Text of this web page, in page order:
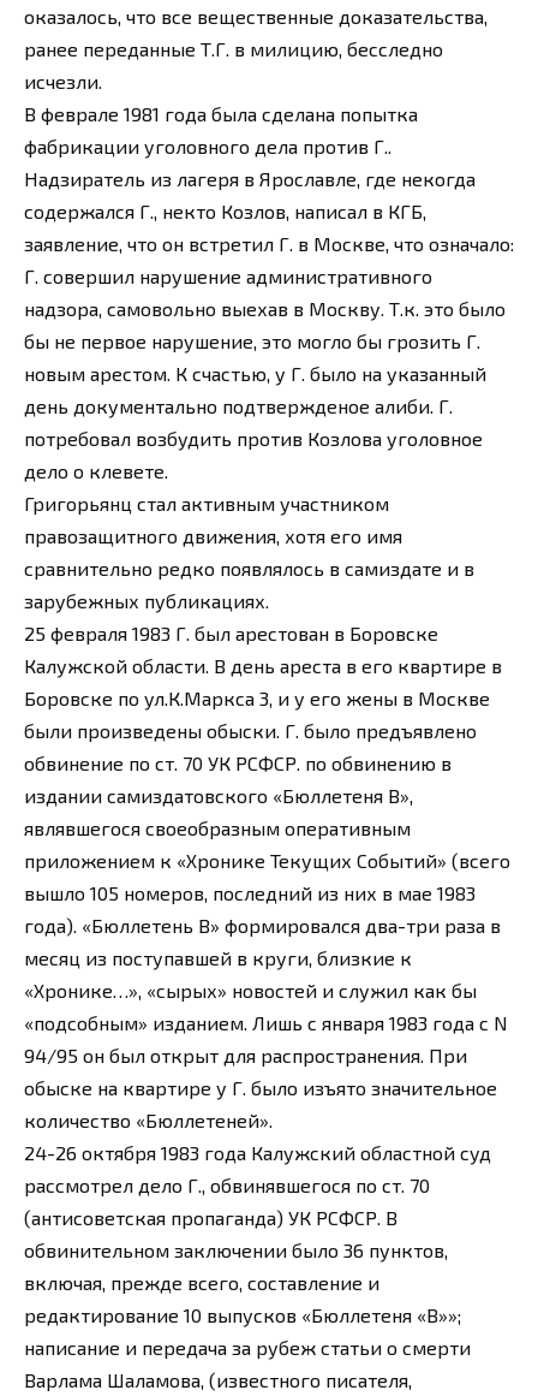
оказалось, что все вещественные доказательства,
ранее переданные Т.Г. в милицию, бесследно
исчезли.
В феврале 1981 года была сделана попытка
фабрикации уголовного дела против Г..
Надзиратель из лагеря в Ярославле, где некогда
содержался Г., некто Козлов, написал в КГБ,
заявление, что он встретил Г. в Москве, что означало:
Г. совершил нарушение административного
надзора, самовольно выехав в Москву. Т.к. это было
бы не первое нарушение, это могло бы грозить Г.
новым арестом. К счастью, у Г. было на указанный
день документально подтвержденое алиби. Г.
потребовал возбудить против Козлова уголовное
дело о клевете.
Григорьянц стал активным участником
правозащитного движения, хотя его имя
сравнительно редко появлялось в самиздате и в
зарубежных публикациях.
25 февраля 1983 Г. был арестован в Боровске
Калужской области. В день ареста в его квартире в
Боровске по ул.К.Маркса 3, и у его жены в Москве
были произведены обыски. Г. было предъявлено
обвинение по ст. 70 УК РСФСР. по обвинению в
издании самиздатовского «Бюллетеня В»,
являвшегося своеобразным оперативным
приложением к «Хронике Текущих Событий» (всего
вышло 105 номеров, последний из них в мае 1983
года). «Бюллетень В» формировался два-три раза в
месяц из поступавшей в круги, близкие к
«Хронике…», «сырых» новостей и служил как бы
«подсобным» изданием. Лишь с января 1983 года с N
94/95 он был открыт для распространения. При
обыске на квартире у Г. было изъято значительное
количество «Бюллетеней».
24-26 октября 1983 года Калужский областной суд
рассмотрел дело Г., обвинявшегося по ст. 70
(антисоветская пропаганда) УК РСФСР. В
обвинительном заключении было 36 пунктов,
включая, прежде всего, составление и
редактирование 10 выпусков «Бюллетеня «В»»;
написание и передача за рубеж статьи о смерти
Варлама Шаламова, (известного писателя,